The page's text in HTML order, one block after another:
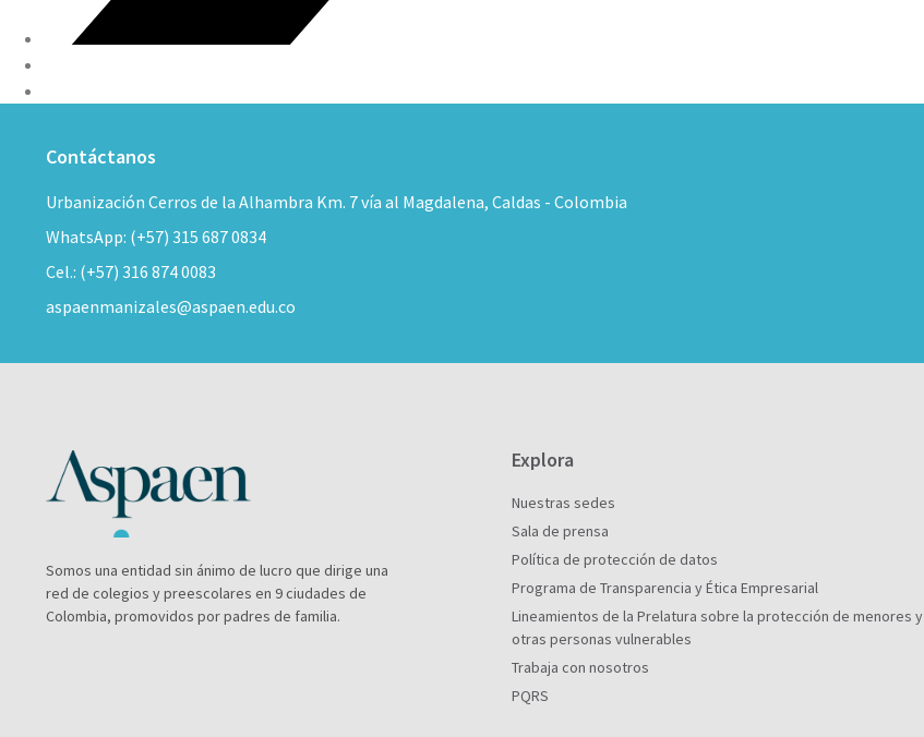
Contáctanos
Urbanización Cerros de la Alhambra Km. 7 vía al Magdalena, Caldas - Colombia
WhatsApp: (+57) 315 687 0834
Cel.: (+57) 316 874 0083
aspaenmanizales@aspaen.edu.co
Somos una entidad sin ánimo de lucro que dirige una
red de colegios y preescolares en 9 ciudades de
Colombia, promovidos por padres de familia.
Explora
Nuestras sedes
Sala de prensa
Política de protección de datos
Programa de Transparencia y Ética Empresarial
Lineamientos de la Prelatura sobre la protección de menores y
otras personas vulnerables
Trabaja con nosotros
PQRS